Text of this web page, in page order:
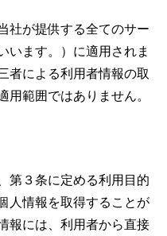
社が提供する全てのサー
います。）に適用されま
者による利用者情報の取
範囲ではありません。
第３条に定める利用目的
人情報を取得することが
報には、利用者から直接